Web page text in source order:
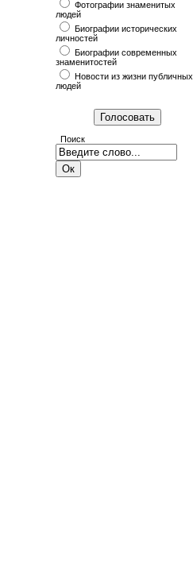
Фотографии знаменитых
людей
Биографии исторических
личностей
Биографии современных
знаменитостей
Новости из жизни публичных
людей
Поиск